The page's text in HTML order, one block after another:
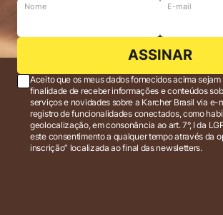
Nome E-mail
ASSINAR
Aceito que os meus dados fornecidos acima
finalidade de receber informações e conteúdos
serviços e novidades sobre a Karcher Brasil via e-mail marketing e
registro de funcionalidades conectados, como
geolocalização, em consonância ao art. 7°, I da
este consentimento a qualquer tempo através da
inscrição” localizada ao final das newsletters.